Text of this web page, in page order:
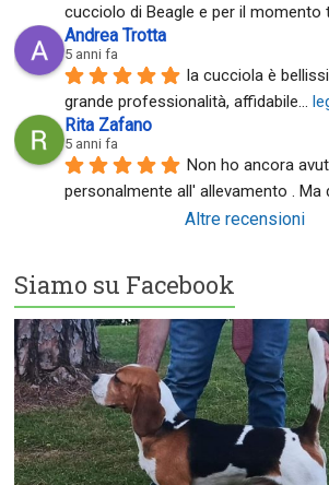
cucciolo di Beagle e per il momento
Andrea Trotta
5 anni fa
la cucciola è
grande professionalità, affidabile...
Rita Zafano
5 anni fa
Non ho ancora
personalmente all' allevamento . Ma
Altre recensioni
Siamo su Facebook